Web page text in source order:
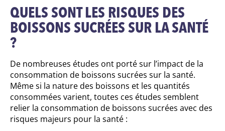
QUELS SONT LES RISQUES DES
BOISSONS SUCRÉES SUR LA SANTÉ
?
De nombreuses études ont porté sur l’impact de la
consommation de boissons sucrées sur la santé.
Même si la nature des boissons et les quantités
consommées varient, toutes ces études semblent
relier la consommation de boissons sucrées avec des
risques majeurs pour la santé :